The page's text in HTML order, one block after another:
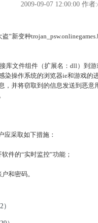
2009-09-07 12:00:00 作者
”新变种
文件组件（扩展名：dll）到
染操作系统的浏览器ie和游戏
，并将窃取到的信息发送到恶
采取如下措施：
件的“实时监控”功能；
和密码。